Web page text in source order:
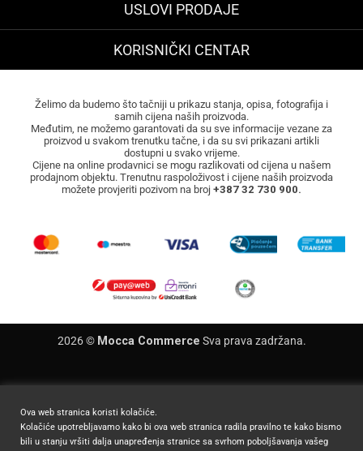
USLOVI PRODAJE
KORISNIČKI CENTAR
Želimo da budemo što tačniji u prikazu stanja, opisa, fotografija i
samih cijena naših proizvoda.
Međutim, ne možemo garantovati da su sve informacije vezane za
proizvod u svakom trenutku tačne, i da su svi prikazani artikli
dostupni u svako vrijeme.
Cijene na online prodavnici se mogu razlikovati od cijena u našem
prodajnom objektu. Trenutnu raspoloživost i cijene naših proizvoda
možete provjeriti pozivom na broj +387 32 730 900.
2026 © Mocca Commerce Sva prava zadržana.
Ova web stranica koristi kolačiće.
Kolačiće upotrebljavamo kako bi ova web stranica radila pravilno te kako bismo
bili u stanju vršiti dalja unapređenja stranice sa svrhom poboljšavanja vašeg